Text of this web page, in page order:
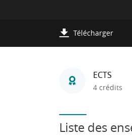
Télécharger
ECTS
4 crédits
Liste des